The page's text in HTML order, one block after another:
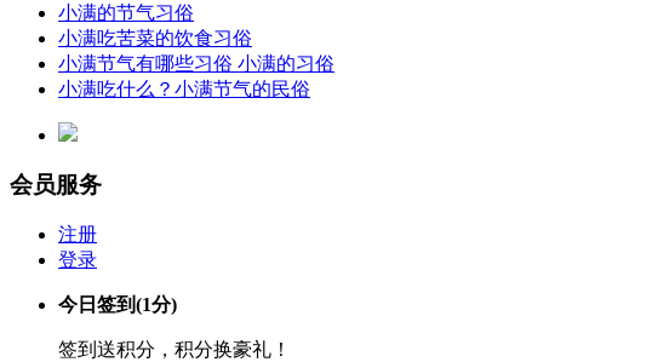
小满的节气习俗
小满吃苦菜的饮食习俗
小满节气有哪些习俗 小满的习俗
小满吃什么？小满节气的民俗
会员服务
注册
登录
今日签到(1分)
签到送积分，积分换豪礼！